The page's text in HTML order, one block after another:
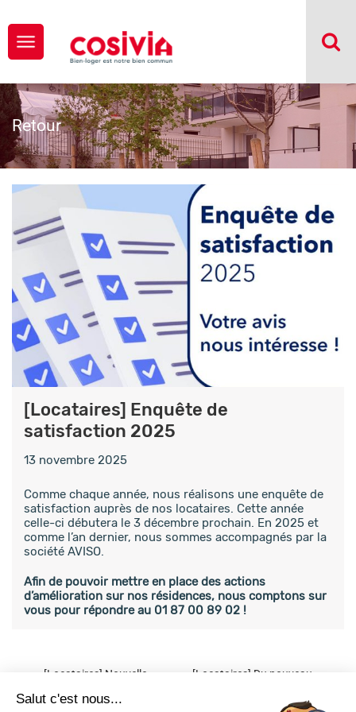
Retour
[Locataires] Enquête de
satisfaction 2025
13 novembre 2025
Comme chaque année, nous réalisons une enquête de
satisfaction auprès de nos locataires. Cette année
celle-ci débutera le 3 décembre prochain. En 2025 et
comme l’an dernier, nous sommes accompagnés par la
société AVISO.
Afin de pouvoir mettre en place des actions
d’amélioration sur nos résidences, nous comptons sur
vous pour répondre au 01 87 00 89 02 !
Post
navigation
[Locataires] Nouvelle
organisation : un
[Locataires] Du nouveau
Salut c'est nous...